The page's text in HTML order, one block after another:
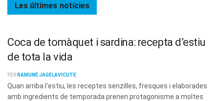
Les últimes notícies
Coca de tomàquet i sardina: recepta d’estiu
de tota la vida
PER RAMUNÉ JAGELAVICUTE
Quan arriba l'estiu, les receptes senzilles, fresques i elaborades
amb ingredients de temporada prenen protagonisme a moltes